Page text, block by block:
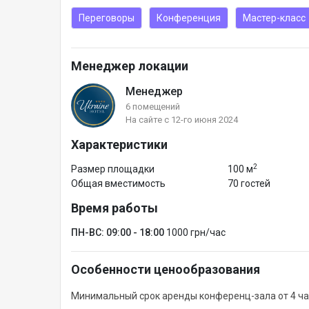
флипчарт;
трибуна.
В конференц-зале предусмотрено место для
разнообразное меню для кофе-брейков, обедов и
Переговоры Конференция Мастер-класс
Менеджер локации
Менеджер
6 помещений
На сайте с 12-го июня 2024
Характеристики
Размер площадки 100 м2
Общая вместимость 70 гостей
Время работы
ПН-ВС: 09:00 - 18:00 1000 грн/час
Особенности ценообразования
Минимальный срок аренды конференц-зала от 4